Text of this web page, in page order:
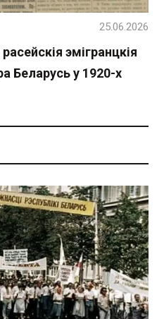
эмігранцкія
Беларусь у 1920-х
25.06.2026